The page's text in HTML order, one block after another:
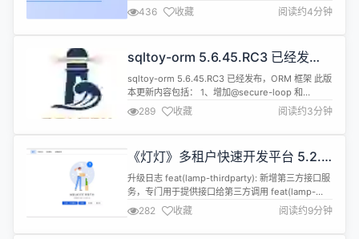
捷。优化部分功能细节，如父任务支持删除后同步删
除子任务；任务、用例批量操作页面增加“同上”等功
能，提升用户交互体验！ 客户端支持批量选择消息后
加高效和便捷，此外还对会议响铃逻辑进行了调整，
避免响铃过长造成干扰。 新版本...
436 收藏 阅读约4分钟
sqltoy-orm 5.6.45.RC3 已经发
布，ORM 框架
sqltoy-orm 5.6.45.RC3 已经发布，ORM 框架 此版
本更新内容包括： 1、增加@secure-loop 和
@secure-loop-full 非注入循环 secure-loop自动
去除循环中的null记录，secure-loop-full则不去除
null记录 selet * from table t1 where 1=1 #
289 收藏 阅读约3分钟
《灯灯》多租户快速开发平台 5.2.0
发布，新增开放平台能力
升级日志 feat(lamp-thirdparty): 新增第三方接口服
务，专门用于提供接口给第三方调用 feat(lamp-
sop-admin): 新增开放平台管理服务，专门用于提供
第三方平台管理端接口 feat(lamp-sop-admin): 新
增 【开放平台】 - 【开放接口】 相关功能
282 收藏 阅读约9分钟